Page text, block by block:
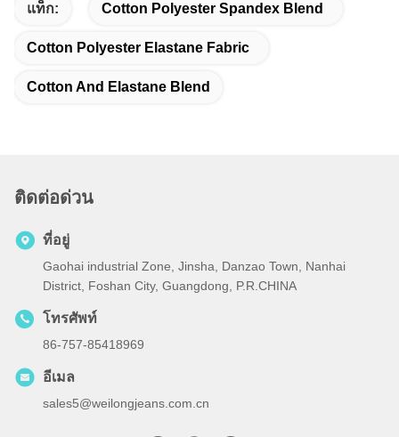
แท็ก: Cotton Polyester Spandex Blend
Cotton Polyester Elastane Fabric
Cotton And Elastane Blend
ติดต่อด่วน
ที่อยู่
Gaohai industrial Zone, Jinsha, Danzao Town, Nanhai
District, Foshan City, Guangdong, P.R.CHINA
โทรศัพท์
86-757-85418969
อีเมล
sales5@weilongjeans.com.cn